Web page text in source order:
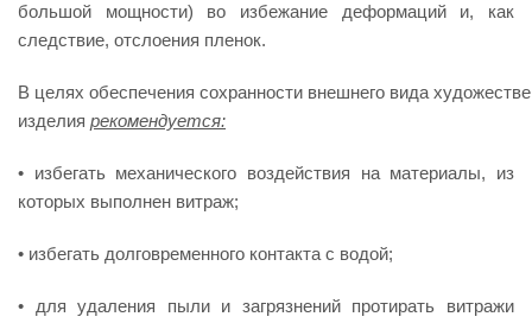
большой мощности) во избежание деформаций и, как
следствие, отслоения пленок.
В целях обеспечения сохранности внешнего вида
изделия рекомендуется:
• избегать механического воздействия на материалы, из
которых выполнен витраж;
• избегать долговременного контакта с водой;
• для удаления пыли и загрязнений протирать витражи